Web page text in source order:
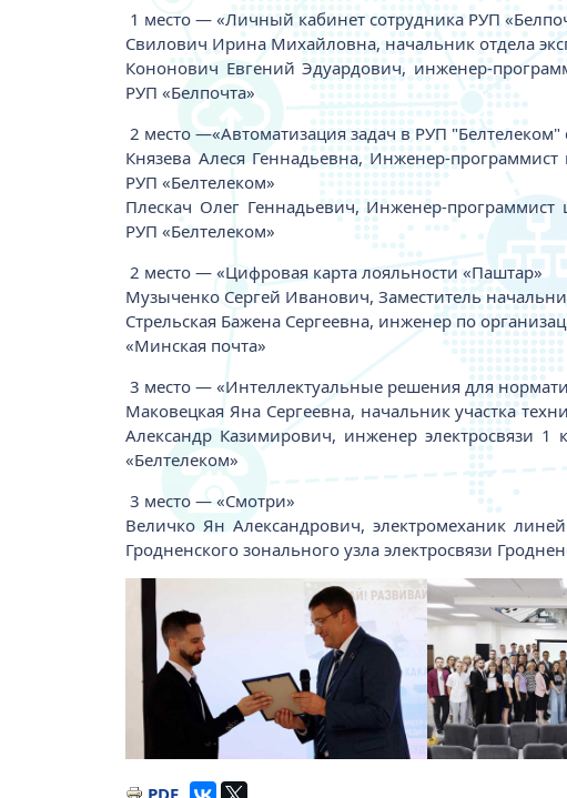
1 место — «Личный кабинет сотрудника РУП
Свилович Ирина Михайловна, начальник отдела
Кононович Евгений Эдуардович, инженер-
РУП «Белпочта»
2 место —«Автоматизация задач в РУП
Князева Алеся Геннадьевна, Инженер-
РУП «Белтелеком»
Плескач Олег Геннадьевич, Инженер-программист
РУП «Белтелеком»
2 место — «Цифровая карта лояльности «Паштар»
Музыченко Сергей Иванович, Заместитель
Стрельская Бажена Сергеевна, инженер по
«Минская почта»
3 место — «Интеллектуальные решения для
Маковецкая Яна Сергеевна, начальник участка
Александр Казимирович, инженер электросвязи 1
«Белтелеком»
3 место — «Смотри»
Величко Ян Александрович, электромеханик
Гродненского зонального узла электросвязи
Изображение